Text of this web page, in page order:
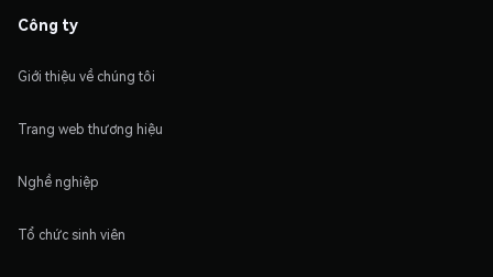
Công ty
Giới thiệu về chúng tôi
Trang web thương hiệu
Nghề nghiệp
Tổ chức sinh viên